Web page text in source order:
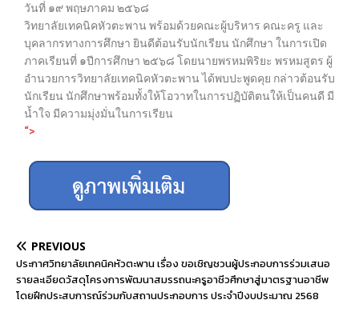
วันที่ ๑๙ พฤษภาคม ๒๕๖๘
วิทยาลัยเทคนิคหัวตะพาน พร้อมด้วยคณะผู้บริหาร คณะครู และ
บุคลากรทางการศึกษา ยินดีต้อนรับนักเรียน นักศึกษา ในการเปิด
ภาคเรียนที่ ๑ปีการศึกษา ๒๕๖๘ โดยนายพรหมพิริยะ พรหมสูตร ผู้
อำนวยการวิทยาลัยเทคนิคหัวตะพาน ได้พบปะพูดคุย กล่าวต้อนรับ
นักเรียน นักศึกษาพร้อมทั้งให้โอวาทในการปฏิบัติตนให้เป็นคนดี มี
น้ำใจ มีความมุ่งมั่นในการเรียน
“>
PREVIOUS
ประกาศวิทยาลัยเทคนิคหัวตะพาน เรื่อง ขอเชิญชวนผู้ประกอบการร่วมเสนอ
รายละเอียดวัสดุโครงการพัฒนาสมรรถนะครูอาชีวศึกษาสู่มาตรฐานอาชีพ
โดยฝึกประสบการณ์ร่วมกับสถานประกอบการ ประจำปีงบประมาณ 2568